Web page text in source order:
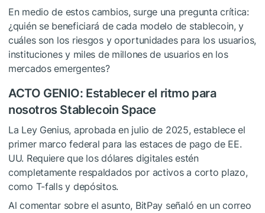
En medio de estos cambios, surge una pregunta crítica:
¿quién se beneficiará de cada modelo de stablecoin, y
cuáles son los riesgos y oportunidades para los usuarios,
instituciones y miles de millones de usuarios en los
mercados emergentes?
ACTO GENIO: Establecer el ritmo para
nosotros Stablecoin Space
La Ley Genius, aprobada en julio de 2025, establece el
primer marco federal para las estaces de pago de EE.
UU. Requiere que los dólares digitales estén
completamente respaldados por activos a corto plazo,
como T-falls y depósitos.
Al comentar sobre el asunto, BitPay señaló en un correo